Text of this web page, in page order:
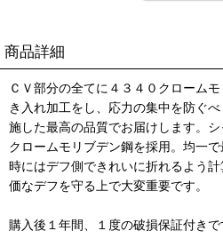
商品詳細
ＣＶ部分の全てに４３４０クローム
き入れ加工をし、応力の集中を防ぐ
施した最高の品質でお届けします。
クロームモリブデン鋼を採用。均一
時にはデフ側できれいに折れるよう
価なデフを守る上で大変重要です。
購入後１年間、１度の破損保証付きで